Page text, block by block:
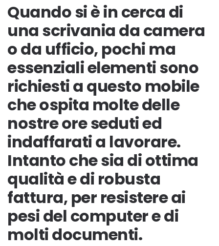
Quando si è in cerca di
una scrivania da camera
o da ufficio, pochi ma
essenziali elementi sono
richiesti a questo mobile
che ospita molte delle
nostre ore seduti ed
indaffarati a lavorare.
Intanto che sia di ottima
qualità e di robusta
fattura, per resistere ai
pesi del computer e di
molti documenti.